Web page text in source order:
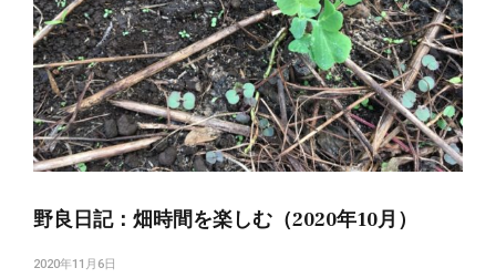
野良日記：畑時間を楽しむ（2020年10月）
2020年11月6日